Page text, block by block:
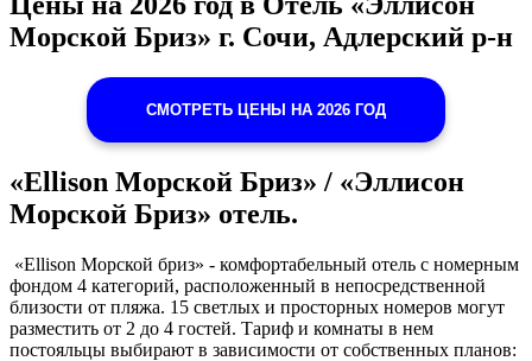
Морской Бриз» г. Сочи, Адлерский р-н
СМОТРЕТЬ ЦЕНЫ НА 2026 ГОД
«Ellison Морской Бриз» / «Эллисон
Морской Бриз» отель.
«Ellison Mорской бриз» - комфортабельный отель с номерным
фондом 4 категорий, расположенный в непосредственной
близости от пляжа. 15 светлых и просторных номеров могут
разместить от 2 до 4 гостей. Тариф и комнаты в нем
постояльцы выбирают в зависимости от собственных планов: